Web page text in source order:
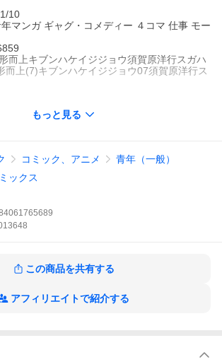
10
マンガ ギャグ・コメディー ４コマ 仕事 モー
而上キブンハケイジジョウ須賀原洋行スガハ
而上(7)キブンハケイジジョウ07須賀原洋行ス
在OLのなれの果て。社会通念から大きく逸
ける論理と、それに伴う言動と行動によっ
と呼ばれる集合とは区別される。が、表面的に
おいては“実在ニョーボ”と他人が確認できる
。なぜなら、このタイプの女性と結婚する相
い男が多く、自分の妻の恥部を世間的にひた
をもっと見る
もっと見る
コミック、アニメ
青年（一般）
ックス
この商品を共有する
アフィリエイトで紹介する